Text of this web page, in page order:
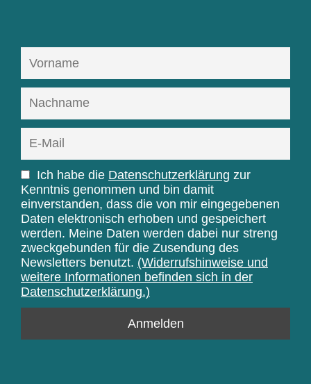
Ich habe die Datenschutzerklärung zur
Kenntnis genommen und bin damit
einverstanden, dass die von mir eingegebenen
Daten elektronisch erhoben und gespeichert
werden. Meine Daten werden dabei nur streng
zweckgebunden für die Zusendung des
Newsletters benutzt. (Widerrufshinweise und
weitere Informationen befinden sich in der
Datenschutzerklärung.)